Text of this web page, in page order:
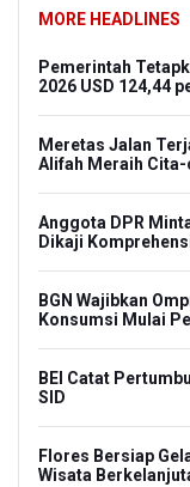
MORE HEADLINES
Pemerintah
2026 USD 124,44
Meretas Jalan
Alifah Meraih Cita-
Anggota DPR
Dikaji
BGN Wajibkan
Konsumsi Mulai
BEI Catat
SID
Flores Bersiap
Wisata